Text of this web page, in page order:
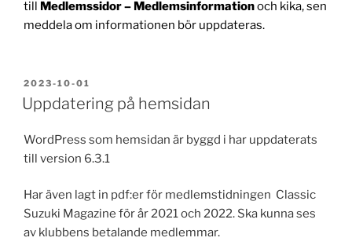
till Medlemssidor – Medlemsinformationoch kika, sen
meddela om informationen bör uppdateras.
PUBLICERAT
2023-10-01
Uppdatering på hemsidan
WordPress som hemsidan är byggd i har uppdaterats
till version 6.3.1
Har även lagt in pdf:er för medlemstidningen Classic
Suzuki Magazine för år 2021 och 2022. Ska kunna ses
av klubbens betalande medlemmar.